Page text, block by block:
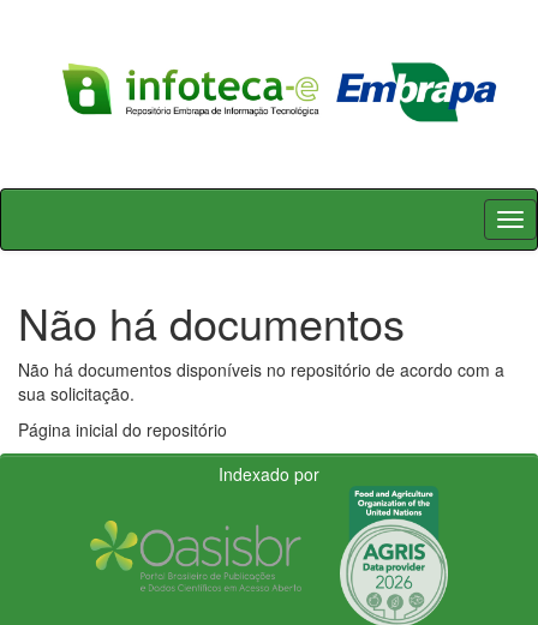
Skip
Não há documentos
Não há documentos disponíveis no repositório de acordo com a
sua solicitação.
Página inicial do repositório
Indexado por